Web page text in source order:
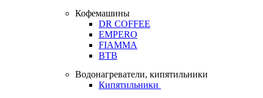
Кофемашины
DR COFFEE
EMPERO
FIAMMA
BTB
Водонагреватели, кипятильники
Кипятильники